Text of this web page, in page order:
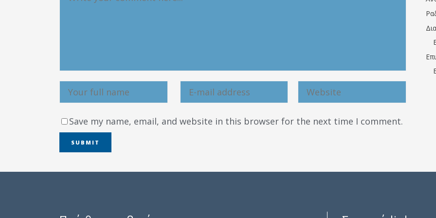
Save my name, email, and website in this browser for the next time I comment.